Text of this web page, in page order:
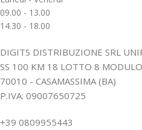
09.00 - 13.00
14.30 - 18.00
DIGITS DISTRIBUZIONE SRL
SS 100 KM 18 LOTTO 8
70010 - CASAMASSIMA (BA)
P.IVA: 09007650725
+39 0809955443